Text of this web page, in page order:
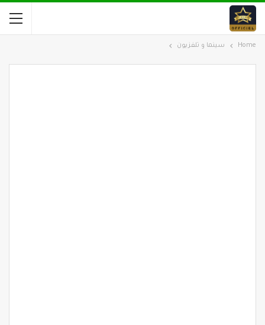
Home سينما و تلفزيون